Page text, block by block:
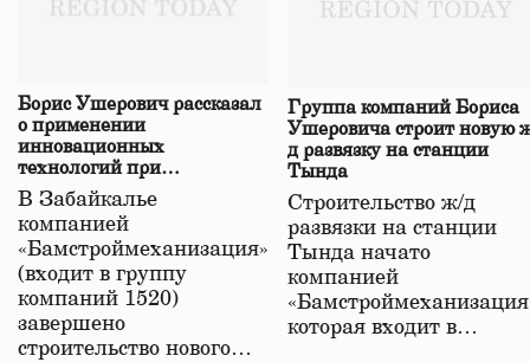
Борис Ушерович рассказал
о применении
инновационных
технологий при
строительстве нового моста
в Забайкалье
В Забайкалье
компанией
«Бамстроймеханизация»
(входит в группу
компаний 1520)
завершено
строительство нового…
Группа компаний Бориса
Ушеровича строит новую
д развязку на станции
Тында
Строительство ж/д
развязки на станции
Тында начато
компанией
которая входит в…